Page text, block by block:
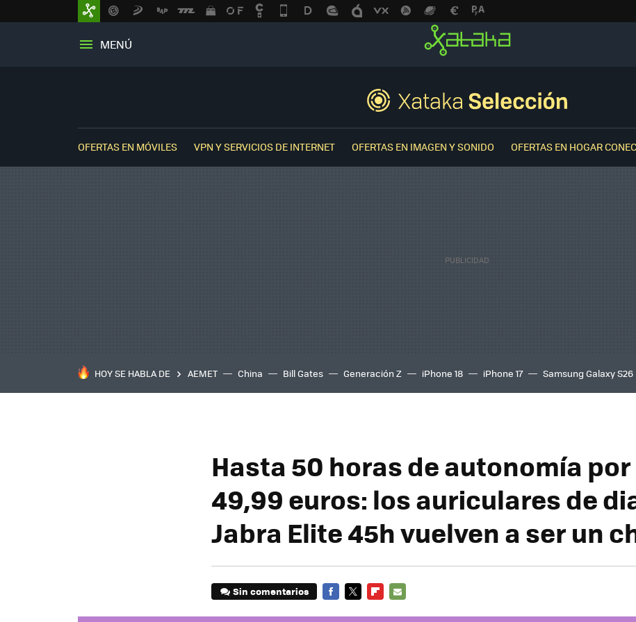
MENÚ
OFERTAS EN MÓVILES VPN Y SERVICIOS DE INTERNET OFERTAS EN IMAGEN Y SONIDO OFERTAS EN HOGAR
HOY SE HABLA DE AEMET China Bill Gates Generación Z iPhone 18 iPhone 17 Samsung Galaxy S26
Hasta 50 horas de autonomía
49,99 euros: los auriculares de
Jabra Elite 45h vuelven a ser un
Sin comentarios